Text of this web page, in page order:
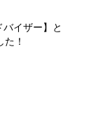
イザー】と
！